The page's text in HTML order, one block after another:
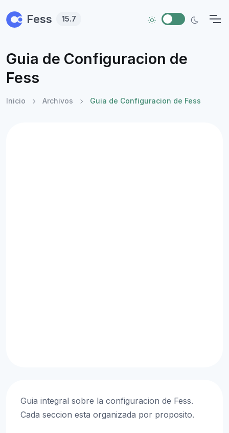
Fess 15.7
Guia de Configuracion de
Fess
Inicio Archivos Guia de Configuracion de Fess
Guia integral sobre la configuracion de Fess.
Cada seccion esta organizada por proposito.